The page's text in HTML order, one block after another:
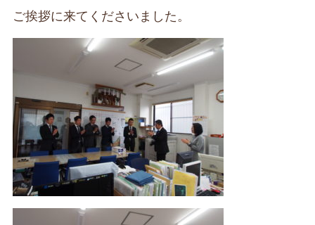
ご挨拶に来てくださいました。